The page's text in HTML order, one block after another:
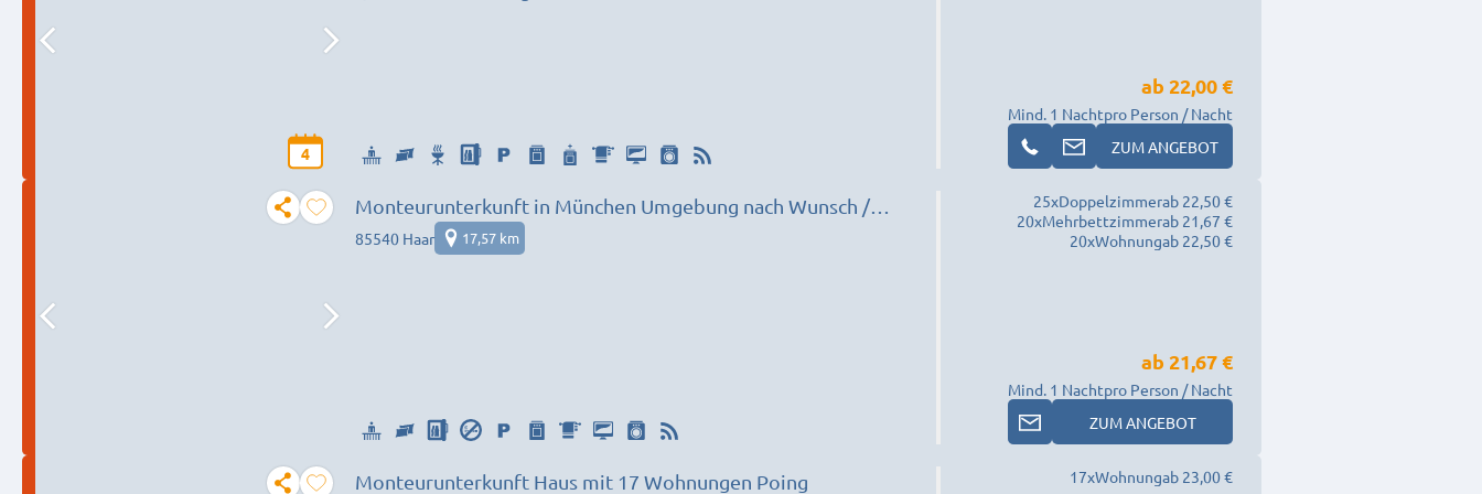
4
Mind. 1 Nacht
ab 22,00 €
pro Person / Nacht
ZUM ANGEBOT
Monteurunterkunft in München Umgebung nach Wunsch /
Bedürfnis
85540 Haar 17,57 km
25xDoppelzimmerab 22,50 €
20xMehrbettzimmerab 21,67 €
20xWohnungab 22,50 €
Mind. 1 Nacht
ab 21,67 €
pro Person / Nacht
ZUM ANGEBOT
Monteurunterkunft Haus mit 17 Wohnungen Poing 17xWohnungab 23,00 €